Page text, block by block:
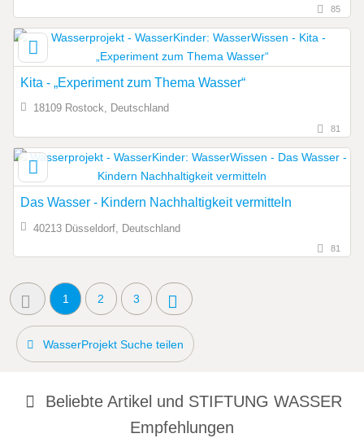
85
Kita - „Experiment zum Thema Wasser“
18109 Rostock, Deutschland
81
Das Wasser - Kindern Nachhaltigkeit vermitteln
40213 Düsseldorf, Deutschland
81
1 2 3
WasserProjekt Suche teilen
Beliebte Artikel und STIFTUNG WASSER
Empfehlungen